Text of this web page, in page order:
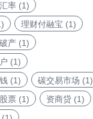
率(1)
理财付融宝 (1)
产(1)
(1)
(1) 碳交易市场 (1)
票(1) 资商贷(1)